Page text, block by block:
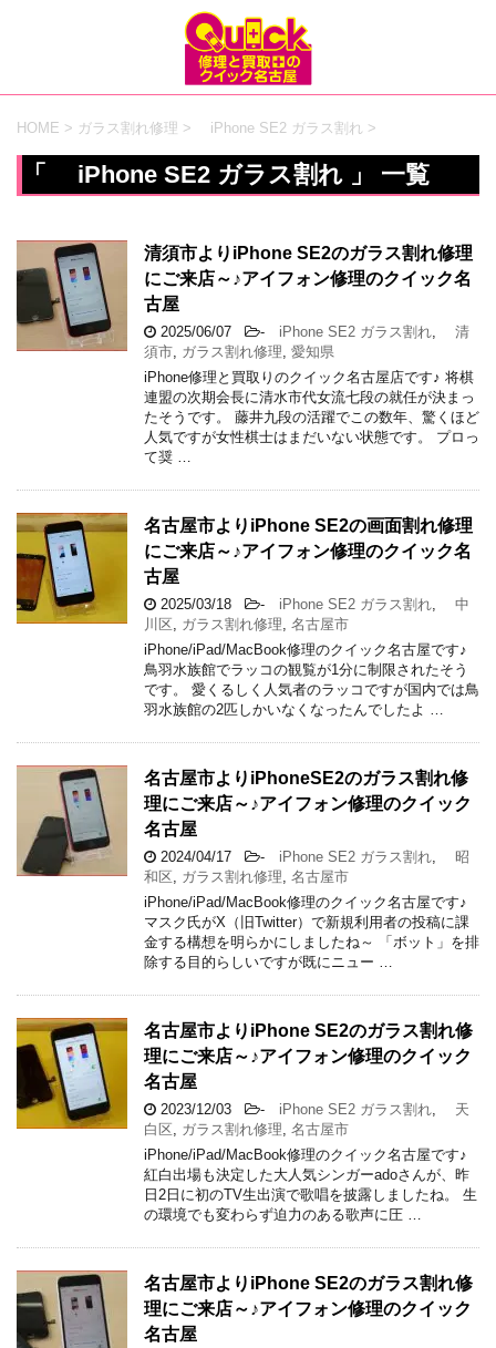
HOME > ガラス割れ修理 > iPhone SE2 ガラス割れ >
「 iPhone SE2 ガラス割れ 」 一覧
清須市よりiPhone SE2のガラス割れ修理
にご来店～♪アイフォン修理のクイック名
古屋
2025/06/07 - iPhone SE2 ガラス割れ
清
須市 ガラス割れ修理 愛知県
iPhone修理と買取りのクイック名古屋店です♪ 将棋
連盟の次期会長に清水市代女流七段の就任が決まっ
たそうです。 藤井九段の活躍でこの数年、驚くほど
人気ですが女性棋士はまだいない状態です。 プロっ
て奨 …
名古屋市よりiPhone SE2の画面割れ修理
にご来店～♪アイフォン修理のクイック名
古屋
2025/03/18 - iPhone SE2 ガラス割れ
中
川区
ガラス割れ修理 名古屋市
iPhone/iPad/MacBook修理のクイック名古屋です♪
鳥羽水族館でラッコの観覧が1分に制限されたそう
です。 愛くるしく人気者のラッコですが国内では鳥
羽水族館の2匹しかいなくなったんでしたよ …
名古屋市よりiPhoneSE2のガラス割れ修
理にご来店～♪アイフォン修理のクイック
名古屋
2024/04/17 - iPhone SE2 ガラス割れ
昭
和区
ガラス割れ修理 名古屋市
iPhone/iPad/MacBook修理のクイック名古屋です♪
マスク氏がX（旧Twitter）で新規利用者の投稿に課
金する構想を明らかにしましたね～ 「ボット」を排
除する目的らしいですが既にニュー …
名古屋市よりiPhone SE2のガラス割れ修
理にご来店～♪アイフォン修理のクイック
名古屋
2023/12/03 - iPhone SE2 ガラス割れ
天
白区
ガラス割れ修理 名古屋市
iPhone/iPad/MacBook修理のクイック名古屋です♪
紅白出場も決定した大人気シンガーadoさんが、昨
日2日に初のTV生出演で歌唱を披露しましたね。 生
の環境でも変わらず迫力のある歌声に圧 …
名古屋市よりiPhone SE2のガラス割れ修
理にご来店～♪アイフォン修理のクイック
名古屋